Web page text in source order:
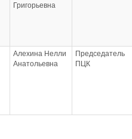
Григорьевна
Алехина Нелли
Анатольевна
Председатель
ПЦК